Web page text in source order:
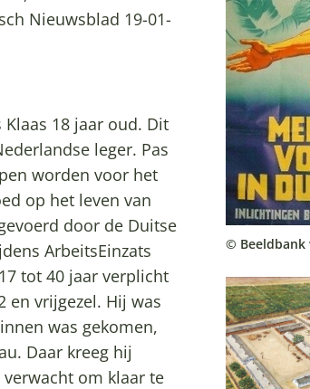
Nieuwsblad 19-01-
18 jaar oud. Dit
leger. Pas
worden voor het
op het leven van
door de Duitse
ArbeitsEinzats
tot 40 jaar verplicht
en vrijgezel. Hij was
was gekomen,
Daar kreeg hij
om klaar te
© Beeldbank